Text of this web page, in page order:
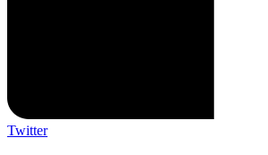
Twitter